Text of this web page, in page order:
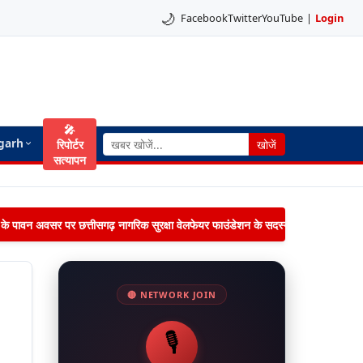
🌙 FacebookTwitterYouTube | Login
🎤
रिपोर्टर
सत्यापन
खोजें
के पावन अवसर पर छत्तीसगढ़ नागरिक सुरक्षा वेलफेयर फाउंडेशन के सदस्यों द्वारा जनपद
🔴 NETWORK JOIN
🎙️